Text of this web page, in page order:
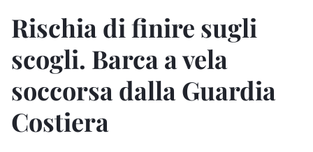
Rischia di finire sugli
scogli. Barca a vela
soccorsa dalla Guardia
Costiera